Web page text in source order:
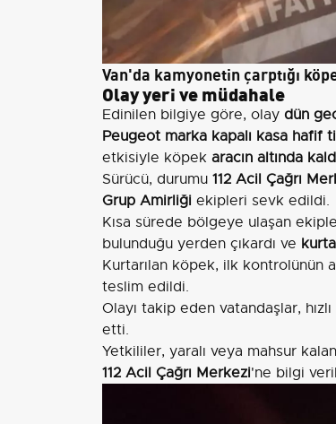
Van'da kamyonetin çarptığı
Olay yeri ve müdahale
Edinilen bilgiye göre, olay dün
Peugeot marka kapalı kasa hafif
etkisiyle köpek aracın altında
Sürücü, durumu 112 Acil Çağrı
Grup Amirliği ekipleri sevk edildi.
Kısa sürede bölgeye ulaşan
bulunduğu yerden çıkardı ve
Kurtarılan köpek, ilk kontrolünün
teslim edildi.
Olayı takip eden vatandaşlar,
etti.
Yetkililer, yaralı veya mahsur
112 Acil Çağrı Merkezi'ne bilgi